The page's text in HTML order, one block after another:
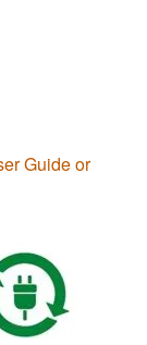
Guide or